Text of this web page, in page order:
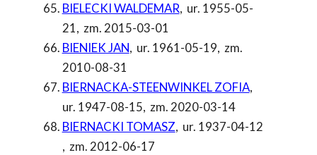
BIELECKI WALDEMAR, ur. 1955-05-
21, zm. 2015-03-01
BIENIEK JAN, ur. 1961-05-19, zm.
2010-08-31
BIERNACKA-STEENWINKEL ZOFIA,
ur. 1947-08-15, zm. 2020-03-14
BIERNACKI TOMASZ, ur. 1937-04-12
, zm. 2012-06-17